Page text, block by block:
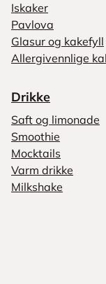
Iskaker
Pavlova
Glasur og kakefyll
Allergivennlige
Drikke
Saft og limonade
Smoothie
Mocktails
Varm drikke
Milkshake